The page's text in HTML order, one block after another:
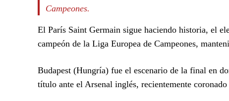
Campeones.
El París Saint Germain sigue haciendo historia, el
campeón de la Liga Europea de Campeones,
Budapest (Hungría) fue el escenario de la final en
título ante el Arsenal inglés, recientemente